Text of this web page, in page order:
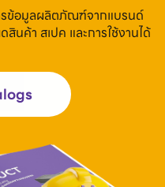
รข้อมูลผลิตภัณฑ์จากแบรนด์
นค้า สเปค และการใช้งานได้